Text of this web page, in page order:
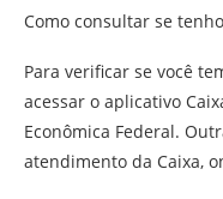
Como consultar se
Para verificar se você
acessar o aplicativo
Econômica Federal.
atendimento da Caixa,